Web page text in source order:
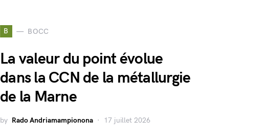
B BOCC
La valeur du point évolue
dans la CCN de la métallurgie
de la Marne
by Rado Andriamampionona 17 juillet 2026